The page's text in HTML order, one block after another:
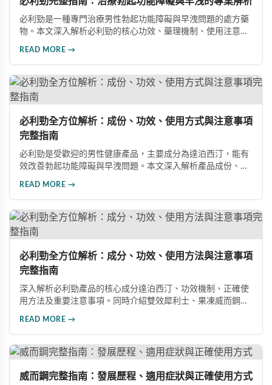
必利勁是一種專門治療男性勃起功能障礙與早洩問題的處方藥
物。本文深入解析必利勁的核心功效、藥理機制、使用注意事
READ MORE →
必利勁全方位解析：成份、功效、使用方式與注意事項
完整指南
必利勁是受歡迎的男性健康產品，主要成分為達泊西汀，能有
效改善勃起功能障礙與早洩問題。本文深入解析產品成份、功
READ MORE →
必利勁全方位解析：成分、功效、使用方法與注意事項
完整指南
深入解析必利勁產品的核心成分達泊西汀、功效機制、正確使
用方法及重要注意事項。同時介紹雙效犀利士、果凍威而鋼雙
READ MORE →
威而鋼完整指南：發展歷程、適用症狀與正確使用方式